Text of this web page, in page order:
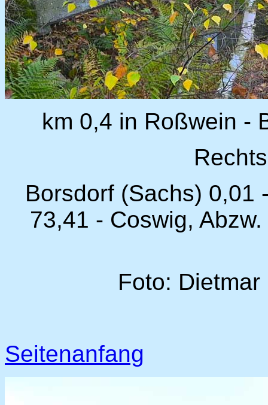
km 0,4 in Roßwein -
Borsdorf (Sachs) 0,01
73,41 - Coswig,
Foto:
Seitenanfang